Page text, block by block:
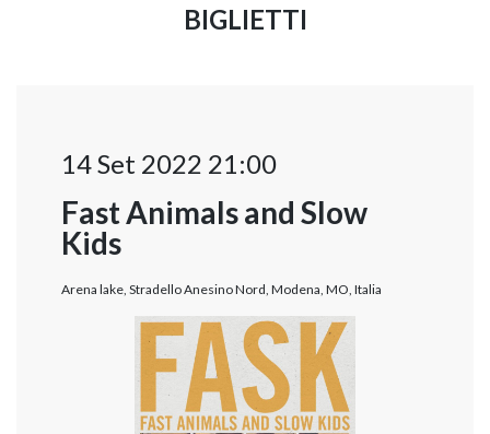
BIGLIETTI
14 Set 2022 21:00
Fast Animals and Slow
Kids
Arena lake, Stradello Anesino Nord, Modena, MO, Italia